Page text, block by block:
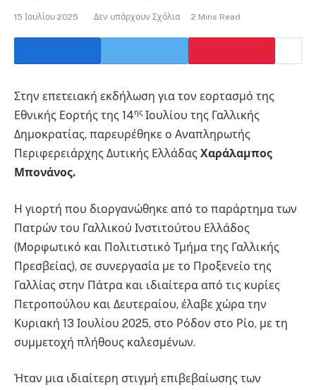
15 Ιουλίου 2025 Δεν υπάρχουν Σχόλια 2 Mins Read
Στην επετειακή εκδήλωση για τον εορτασμό της
Εθνικής Εορτής της 14ης Ιουλίου της Γαλλικής
Δημοκρατίας, παρευρέθηκε ο Αναπληρωτής
Περιφερειάρχης Δυτικής Ελλάδας Χαράλαμπος
Μπονάνος.
Η γιορτή που διοργανώθηκε από το παράρτημα των
Πατρών του Γαλλικού Ινστιτούτου Ελλάδος
(Μορφωτικό και Πολιτιστικό Τμήμα της Γαλλικής
Πρεσβείας), σε συνεργασία με το Προξενείο της
Γαλλίας στην Πάτρα και ιδιαίτερα από τις κυρίες
Πετροπούλου και Δευτεραίου, έλαβε χώρα την
Κυριακή 13 Ιουλίου 2025, στο Ρόδον στο Ρίο, με τη
συμμετοχή πλήθους καλεσμένων.
Ήταν μια ιδιαίτερη στιγμή επιβεβαίωσης των